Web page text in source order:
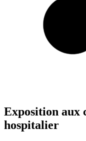
Exposition aux
hospitalier